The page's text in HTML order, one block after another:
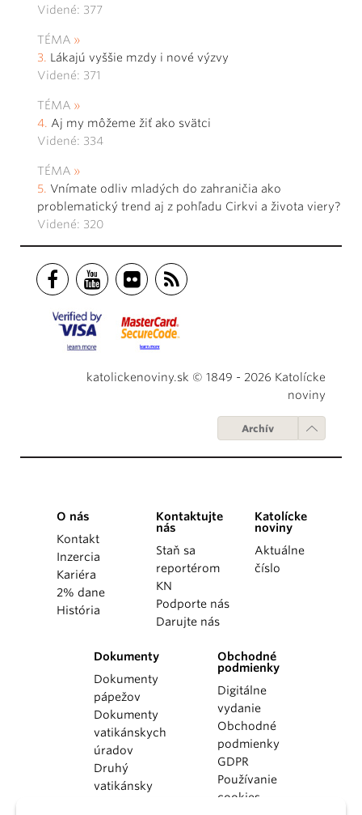
Videné: 377
TÉMA
Lákajú vyššie mzdy i nové výzvy
Videné: 371
TÉMA
Aj my môžeme žiť ako svätci
Videné: 334
TÉMA
Vnímate odliv mladých do zahraničia ako
problematický trend aj z pohľadu Cirkvi a života viery?
Videné: 320
katolickenoviny.sk © 1849 - 2026 Katolícke
noviny
Archív
O nás
Kontakt
Inzercia
Kariéra
2% dane
História
Kontaktujte
nás
Staň sa
reportérom
KN
Podporte nás
Darujte nás
Katolícke
noviny
Aktuálne
číslo
Dokumenty
Dokumenty
pápežov
Dokumenty
vatikánskych
úradov
Druhý
vatikánsky
Obchodné
podmienky
Digitálne
vydanie
Obchodné
podmienky
GDPR
Používanie
cookies